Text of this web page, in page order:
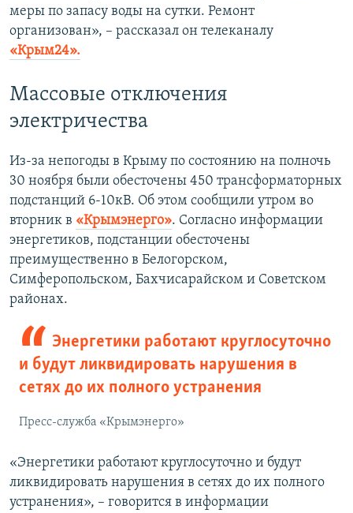
меры по запасу воды на сутки. Ремонт
организован», – рассказал он телеканалу
«Крым24».
Массовые отключения
электричества
Из-за непогоды в Крыму по состоянию на полночь
30 ноября были обесточены 450 трансформаторных
подстанций 6-10кВ. Об этом сообщили утром во
вторник в «Крымэнерго». Согласно информации
энергетиков, подстанции обесточены
преимущественно в Белогорском,
Симферопольском, Бахчисарайском и Советском
районах.
Энергетики работают круглосуточно
и будут ликвидировать нарушения в
сетях до их полного устранения
Пресс-служба «Крымэнерго»
«Энергетики работают круглосуточно и будут
ликвидировать нарушения в сетях до их полного
устранения», – говорится в информации